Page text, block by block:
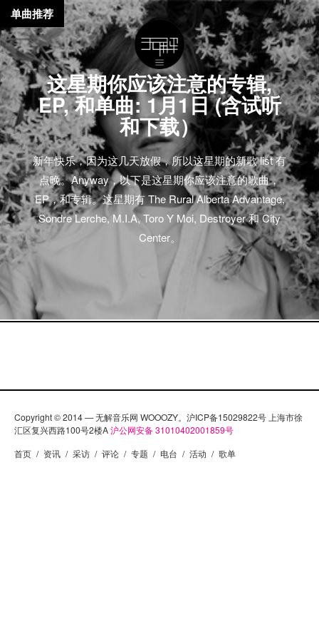
这星期你应该注意的专辑,
EP, 和单曲: 1月1日 (含试听
和下载）
新年快乐，因为这几天放假，所以这星期的新歌 list 有
点晚。Anyway，以下是这星期你应该注意的歌曲，
EP，和专辑。这星期有 The Rural Alberta Advantage,
Sondre Lerche, M.I.A, Toro Y Moi, Destroyer 和 City
Center。
单曲推荐
Copyright © 2014 — 无解音乐网 WOOOZY。沪ICP备15029822号 上海市徐
汇区复兴西路100号2楼A沪公网安备 31010402001859号
首页 / 资讯 / 采访 / 评论 / 专题 / 电台 / 活动 / 歌单